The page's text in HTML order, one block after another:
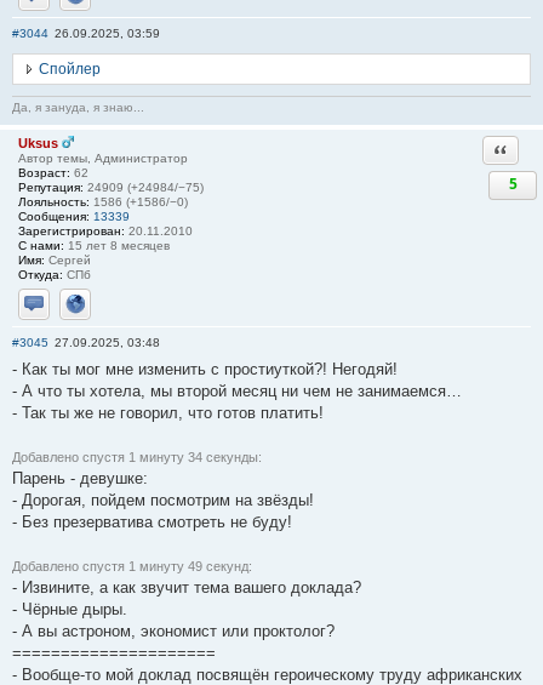
Отправить личное сообщение
Сайт
#3044 26.09.2025, 03:59
Спойлер
Да, я зануда, я знаю...
Uksus
Автор темы, Администратор
Возраст: 62
Репутация: 24909 (+24984/−75)
Лояльность: 1586 (+1586/−0)
Сообщения: 13339
Зарегистрирован: 20.11.2010
С нами: 15 лет 8 месяцев
Имя: Сергей
Откуда: СПб
Отправить личное сообщение
Сайт
5
#3045 27.09.2025, 03:48
- Как ты мог мне изменить с простиуткой?! Негодяй!
- А что ты хотела, мы второй месяц ни чем не занимаемся…
- Так ты же не говорил, что готов платить!
Добавлено спустя 1 минуту 34 секунды:
Парень - девушке:
- Дорогая, пойдем посмотрим на звёзды!
- Без презерватива смотреть не буду!
Добавлено спустя 1 минуту 49 секунд:
- Извините, а как звучит тема вашего доклада?
- Чёрные дыры.
- А вы астроном, экономист или проктолог?
=====================
- Вообще-то мой доклад посвящён героическому труду африканских